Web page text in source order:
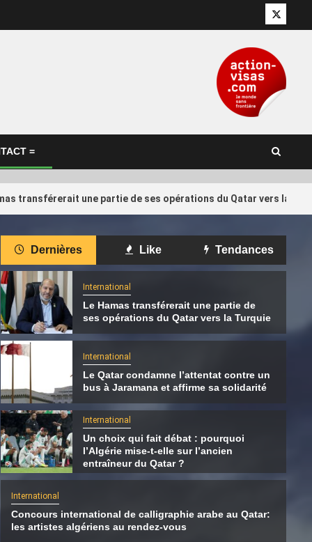
Twitter
=
transférerait une partie de ses opérations du Qatar vers la
: pourquoi
4
International
Concours international de
artistes algériens au rendez-vous
Dernières Like Tendances
International
Le Hamas transférerait une partie de
ses opérations du Qatar vers la Turquie
International
Le Qatar condamne l’attentat contre un
bus à Jaramana et affirme sa solidarité
International
Un choix qui fait débat : pourquoi
l’Algérie mise-t-elle sur l’ancien
entraîneur du Qatar ?
International
Concours international de calligraphie arabe au Qatar:
les artistes algériens au rendez-vous